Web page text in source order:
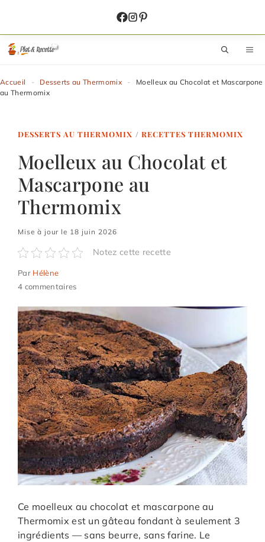
contenu
Accueil - Desserts au Thermomix -
Moelleux au Chocolat et Mascarpone
au Thermomix
DESSERTS AU THERMOMIX / RECETTES THERMOMIX
Moelleux au Chocolat et
Mascarpone au
Thermomix
Mise à jour le 18 juin 2026
Notez cette recette
Par Hélène
4 commentaires
Ce moelleux au chocolat et mascarpone au
Thermomix est un gâteau fondant à seulement 3
ingrédients — sans beurre, sans farine. Le